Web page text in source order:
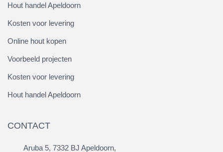
Hout handel Apeldoorn
Kosten voor levering
Online hout kopen
Voorbeeld projecten
Kosten voor levering
Hout handel Apeldoorn
CONTACT
Aruba 5, 7332 BJ Apeldoorn,